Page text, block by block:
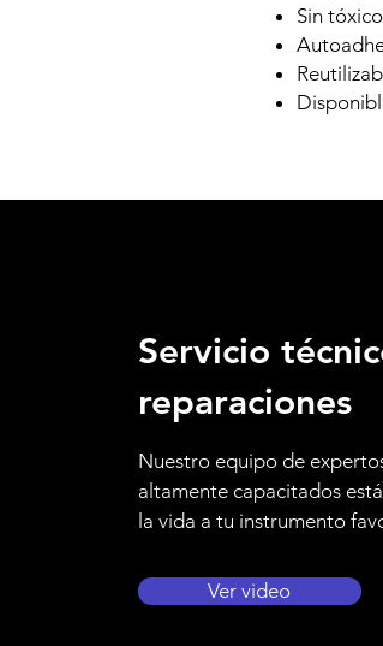
Sin
Servicio
reparaciones
Nuestro equipo de
altamente capacitados
la vida a tu instrumento
Ver video